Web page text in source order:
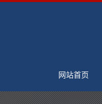
网站首页